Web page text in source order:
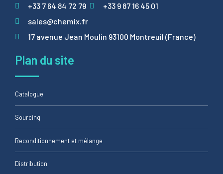
+33 7 64 84 72 79
+33 9 87 16 45 01
sales@chemix.fr
17 avenue Jean Moulin 93100 Montreuil (France)
Plan du site
Catalogue
Sourcing
Reconditionnement et mélange
Distribution